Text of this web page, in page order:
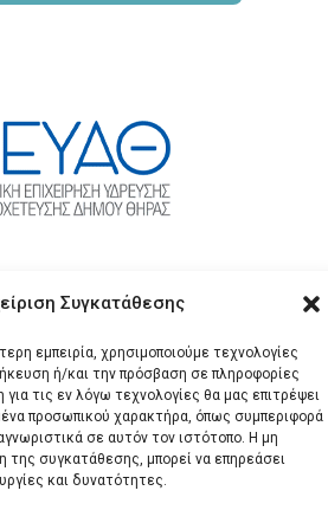
Συγκατάθεσης
εμπειρία, χρησιμοποιούμε τεχνολογίες
ή/και την πρόσβαση σε πληροφορίες
τις εν λόγω τεχνολογίες θα μας επιτρέψει
προσωπικού χαρακτήρα, όπως συμπεριφορά
σε αυτόν τον ιστότοπο. Η μη
της συγκατάθεσης, μπορεί να επηρεάσει
και δυνατότητες.